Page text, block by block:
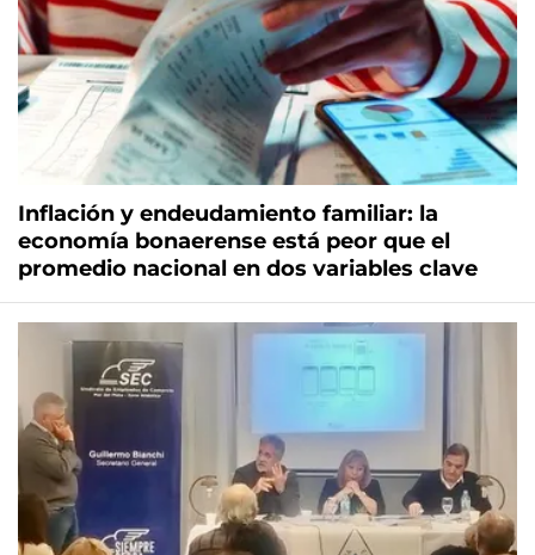
Inflación y endeudamiento familiar: la
economía bonaerense está peor que el
promedio nacional en dos variables clave